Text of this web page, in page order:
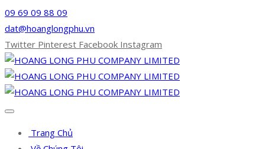
09 69 09 88 09
dat@hoanglongphu.vn
Twitter Pinterest Facebook Instagram
Trang Chủ